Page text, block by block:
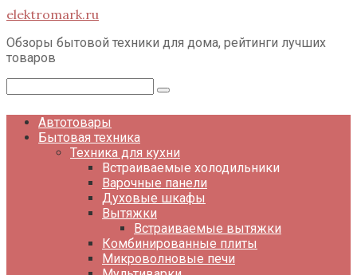
Перейти
контенту
elektromark.ru
Обзоры бытовой техники для дома, рейтинги лучших
товаров
Автотовары
Бытовая техника
Техника для кухни
Встраиваемые холодильники
Варочные панели
Духовые шкафы
Вытяжки
Встраиваемые вытяжки
Комбинированные плиты
Микроволновые печи